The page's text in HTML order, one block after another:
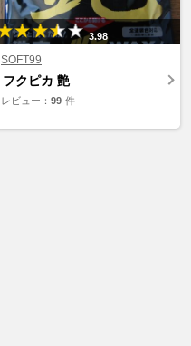
3.98
SOFT99
フクピカ 艶
レビュー： 99 件